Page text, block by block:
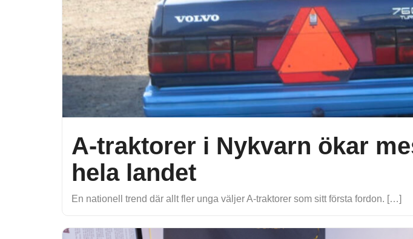
A-traktorer i Nykvarn ökar
hela landet
En nationell trend där allt fler unga väljer A-traktorer som sitt första fordon. […]